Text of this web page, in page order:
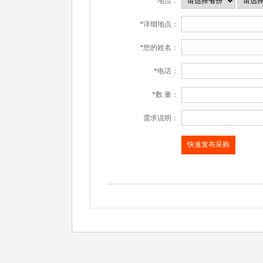
*详细地点：
*您的姓名：
*电话：
*数 量：
需求说明：